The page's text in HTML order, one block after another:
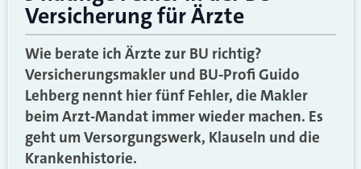
Versicherung für Ärzte
Wie berate ich Ärzte zur BU richtig?
Versicherungsmakler und BU-Profi Guido
Lehberg nennt hier fünf Fehler, die Makler
beim Arzt-Mandat immer wieder machen. Es
geht um Versorgungswerk, Klauseln und die
Krankenhistorie.